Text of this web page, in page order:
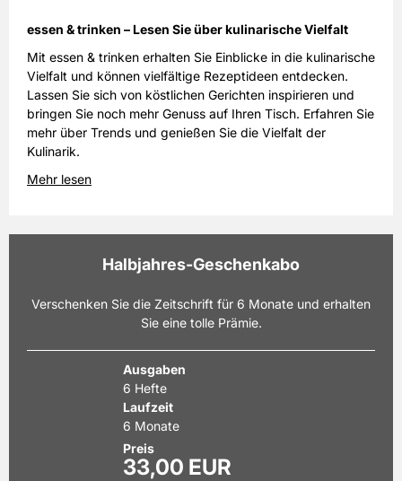
essen & trinken – Lesen Sie über kulinarische Vielfalt
Mit essen & trinken erhalten Sie Einblicke in die kulinarische
Vielfalt und können vielfältige Rezeptideen entdecken.
Lassen Sie sich von köstlichen Gerichten inspirieren und
bringen Sie noch mehr Genuss auf Ihren Tisch. Erfahren Sie
mehr über Trends und genießen Sie die Vielfalt der
Kulinarik.
Mehr lesen
Halbjahres-Geschenkabo
Verschenken Sie die Zeitschrift für 6 Monate und erhalten
Sie eine tolle Prämie.
Ausgaben
6 Hefte
Laufzeit
6 Monate
Preis
33,00 EUR